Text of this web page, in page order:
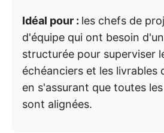
Idéal pour : les chefs de
d'équipe qui ont besoin
structurée pour superviser
échéanciers et les livrables
en s'assurant que toutes
sont alignées.